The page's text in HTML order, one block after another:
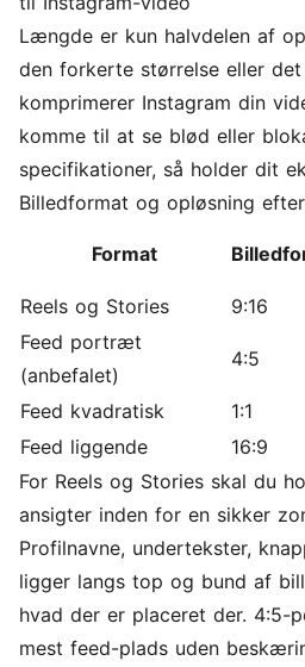
Længde er kun halvdelen af
den forkerte størrelse eller
komprimerer Instagram din
komme til at se blød eller
specifikationer, så holder dit
Billedformat og opløsning
Format
Reels og Stories
9:16
Feed portræt
(anbefalet)
4:5
Feed kvadratisk 1:1
Feed liggende
16:9
For Reels og Stories skal du
ansigter inden for en sikker
Profilnavne, undertekster,
ligger langs top og bund af
hvad der er placeret der.
mest feed-plads uden